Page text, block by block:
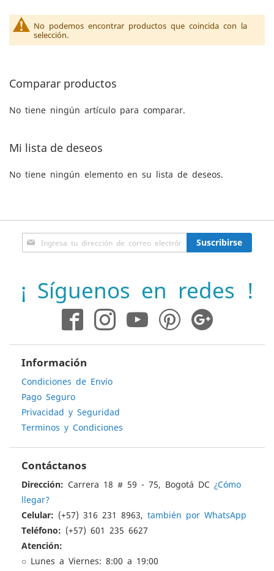
No podemos encontrar productos que coincida con la
selección.
Comparar productos
No tiene ningún artículo para comparar.
Mi lista de deseos
No tiene ningún elemento en su lista de deseos.
Inscríbase
a
de
noticias:
Suscribirse
¡ Síguenos en redes !
Información
Condiciones de Envío
Pago Seguro
Privacidad y Seguridad
Terminos y Condiciones
Contáctanos
Dirección: Carrera 18 # 59 - 75, Bogotá DC ¿Cómo
llegar?
Celular: (+57) 316 231 8963, también por WhatsApp
Teléfono: (+57) 601 235 6627
Atención:
○ Lunes a Viernes: 8:00 a 19:00